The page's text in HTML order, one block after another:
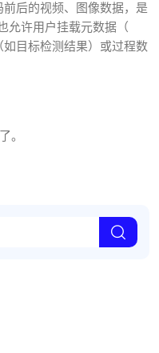
后的视频、图像数据，是
允许用户挂载元数据（
目标检测结果）或过程数
。